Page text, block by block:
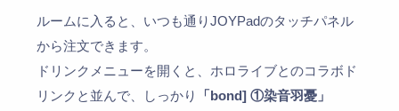
ルームに入ると、いつも通りJOYPadのタッチパネル
から注文できます。
ドリンクメニューを開くと、ホロライブとのコラボド
リンクと並んで、しっかり
「bond] ①染音羽憂」